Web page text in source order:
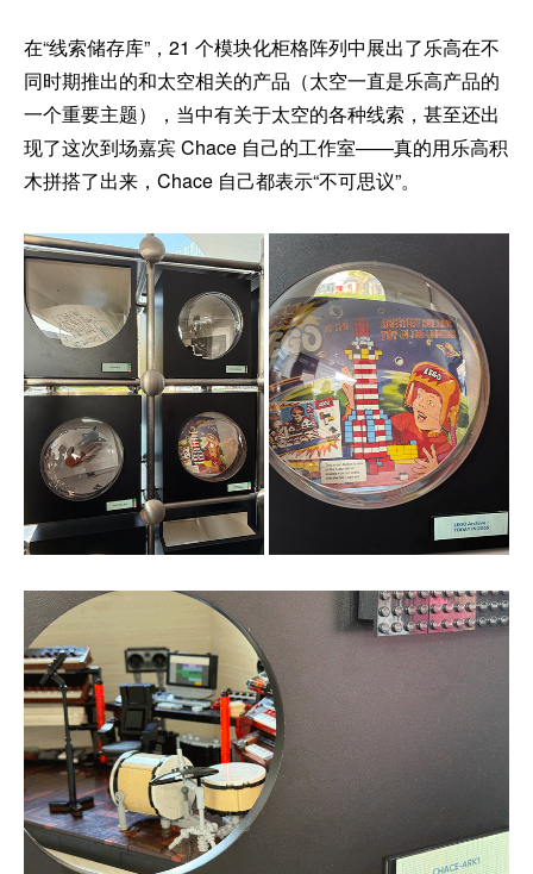
在“线索储存库”，21 个模块化柜格阵列中展出了乐高在不
同时期推出的和太空相关的产品（太空一直是乐高产品的
一个重要主题），当中有关于太空的各种线索，甚至还出
现了这次到场嘉宾 Chace 自己的工作室——真的用乐高积
木拼搭了出来，Chace 自己都表示“不可思议”。